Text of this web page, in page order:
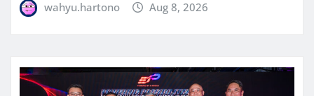
wahyu.hartono Aug 8, 2026